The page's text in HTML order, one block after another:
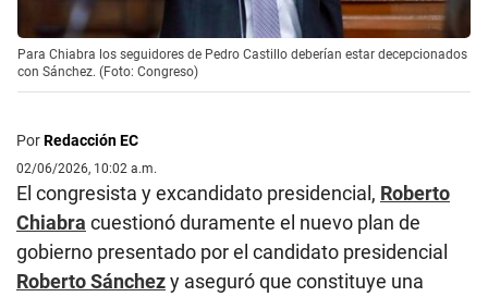
Para Chiabra los seguidores de Pedro Castillo deberían estar decepcionados
con Sánchez. (Foto: Congreso)
PorRedacción EC
02/06/2026, 10:02 a.m.
El congresista y excandidato presidencial, Roberto
Chiabra cuestionó duramente el nuevo plan de
gobierno presentado por el candidato presidencial
Roberto Sánchezy aseguró que constituye una